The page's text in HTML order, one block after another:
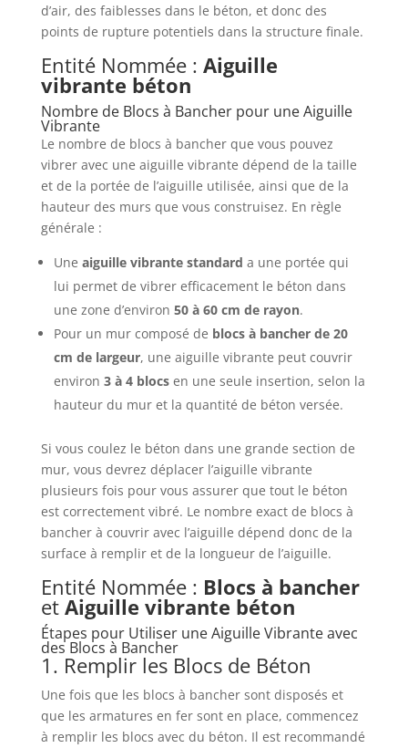
d’air, des faiblesses dans le béton, et donc des
points de rupture potentiels dans la structure finale.
Entité Nommée : Aiguille
vibrante béton
Nombre de Blocs à Bancher pour une Aiguille
Vibrante
Le nombre de blocs à bancher que vous pouvez
vibrer avec une aiguille vibrante dépend de la taille
et de la portée de l’aiguille utilisée, ainsi que de la
hauteur des murs que vous construisez. En règle
générale :
Une aiguille vibrante standard a une portée qui
lui permet de vibrer efficacement le béton dans
une zone d’environ 50 à 60 cm de rayon.
Pour un mur composé de blocs à bancher de 20
cm de largeur, une aiguille vibrante peut couvrir
environ 3 à 4 blocsen une seule insertion, selon la
hauteur du mur et la quantité de béton versée.
Si vous coulez le béton dans une grande section de
mur, vous devrez déplacer l’aiguille vibrante
plusieurs fois pour vous assurer que tout le béton
est correctement vibré. Le nombre exact de blocs à
bancher à couvrir avec l’aiguille dépend donc de la
surface à remplir et de la longueur de l’aiguille.
Entité Nommée : Blocs à bancher
et Aiguille vibrante béton
Étapes pour Utiliser une Aiguille Vibrante avec
des Blocs à Bancher
1. Remplir les Blocs de Béton
Une fois que les blocs à bancher sont disposés et
que les armatures en fer sont en place, commencez
à remplir les blocs avec du béton. Il est recommandé